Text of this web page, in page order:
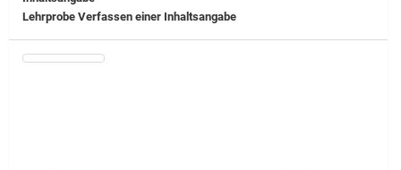
Lehrprobe Verfassen einer Inhaltsangabe